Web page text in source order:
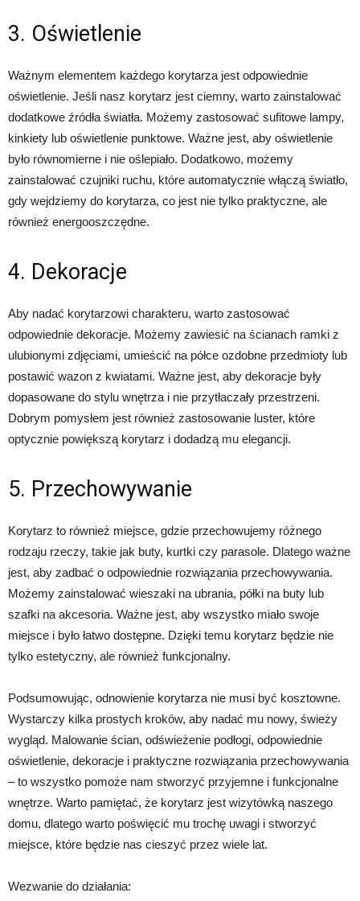
3. Oświetlenie
Ważnym elementem każdego korytarza jest odpowiednie
oświetlenie. Jeśli nasz korytarz jest ciemny, warto zainstalować
dodatkowe źródła światła. Możemy zastosować sufitowe lampy,
kinkiety lub oświetlenie punktowe. Ważne jest, aby oświetlenie
było równomierne i nie oślepiało. Dodatkowo, możemy
zainstalować czujniki ruchu, które automatycznie włączą światło,
gdy wejdziemy do korytarza, co jest nie tylko praktyczne, ale
również energooszczędne.
4. Dekoracje
Aby nadać korytarzowi charakteru, warto zastosować
odpowiednie dekoracje. Możemy zawiesić na ścianach ramki z
ulubionymi zdjęciami, umieścić na półce ozdobne przedmioty lub
postawić wazon z kwiatami. Ważne jest, aby dekoracje były
dopasowane do stylu wnętrza i nie przytłaczały przestrzeni.
Dobrym pomysłem jest również zastosowanie luster, które
optycznie powiększą korytarz i dodadzą mu elegancji.
5. Przechowywanie
Korytarz to również miejsce, gdzie przechowujemy różnego
rodzaju rzeczy, takie jak buty, kurtki czy parasole. Dlatego ważne
jest, aby zadbać o odpowiednie rozwiązania przechowywania.
Możemy zainstalować wieszaki na ubrania, półki na buty lub
szafki na akcesoria. Ważne jest, aby wszystko miało swoje
miejsce i było łatwo dostępne. Dzięki temu korytarz będzie nie
tylko estetyczny, ale również funkcjonalny.
Podsumowując, odnowienie korytarza nie musi być kosztowne.
Wystarczy kilka prostych kroków, aby nadać mu nowy, świeży
wygląd. Malowanie ścian, odświeżenie podłogi, odpowiednie
oświetlenie, dekoracje i praktyczne rozwiązania przechowywania
– to wszystko pomoże nam stworzyć przyjemne i funkcjonalne
wnętrze. Warto pamiętać, że korytarz jest wizytówką naszego
domu, dlatego warto poświęcić mu trochę uwagi i stworzyć
miejsce, które będzie nas cieszyć przez wiele lat.
Wezwanie do działania: